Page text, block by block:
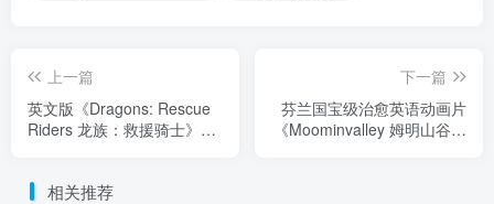
上一篇
英文版《Dragons: Rescue
Riders 龙族：救援骑士》全
MP3，百度云网盘下载！
下一篇
芬兰国宝级治愈英语动画片
《Moominvalley 姆明山谷》
相关推荐